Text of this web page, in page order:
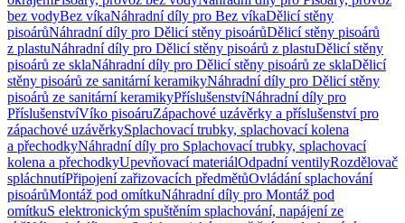
bez vodyBez víkaNáhradní díly pro Bez víkaDělicí stěny
pisoárůNáhradní díly pro Dělicí stěny pisoárůDělicí stěny pisoárů
z plastuNáhradní díly pro Dělicí stěny pisoárů z plastuDělicí stěny
pisoárů ze sklaNáhradní díly pro Dělicí stěny pisoárů ze sklaDělicí
stěny pisoárů ze sanitární keramikyNáhradní díly pro Dělicí stěny
pisoárů ze sanitární keramikyPříslušenstvíNáhradní díly pro
PříslušenstvíVíko pisoáruZápachové uzávěrky a příslušenství pro
zápachové uzávěrkySplachovací trubky, splachovací kolena
a přechodkyNáhradní díly pro Splachovací trubky, splachovací
kolena a přechodkyUpevňovací materiálOdpadní ventilyRozdělovač
spláchnutíPřipojení zařizovacích předmětůOvládání splachování
pisoárůMontáž pod omítkuNáhradní díly pro Montáž pod
omítkuS elektronickým spuštěním splachování, napájení ze